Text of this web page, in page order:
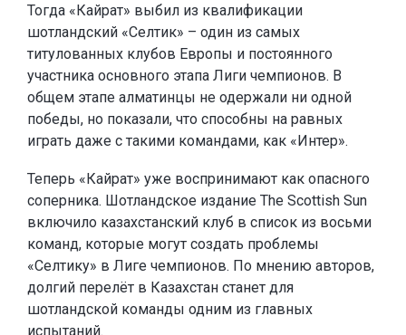
Тогда «Кайрат» выбил из квалификации
шотландский «Селтик» – один из самых
титулованных клубов Европы и постоянного
участника основного этапа Лиги чемпионов. В
общем этапе алматинцы не одержали ни одной
победы, но показали, что способны на равных
играть даже с такими командами, как «Интер».
Теперь «Кайрат» уже воспринимают как опасного
соперника. Шотландское издание The Scottish Sun
включило казахстанский клуб в список из восьми
команд, которые могут создать проблемы
«Селтику» в Лиге чемпионов. По мнению авторов,
долгий перелёт в Казахстан станет для
шотландской команды одним из главных
испытаний.